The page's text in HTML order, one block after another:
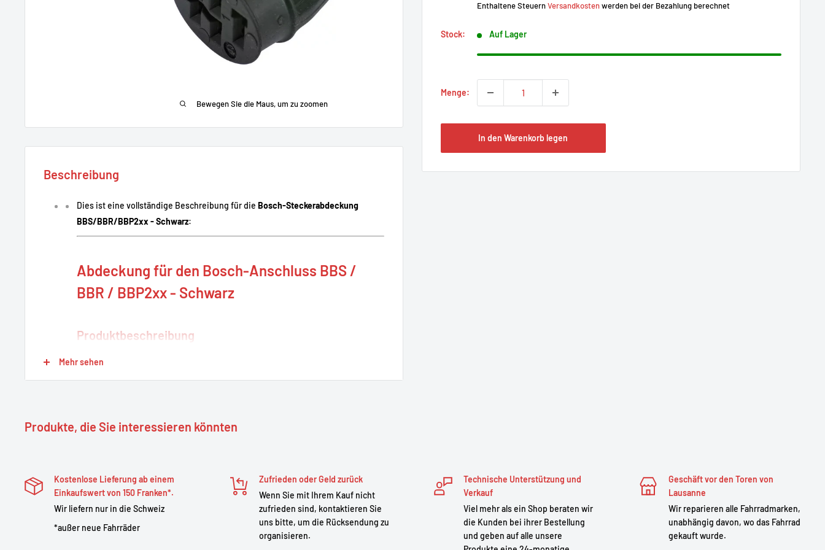
Bewegen Sie die Maus, um zu zoomen
Enthaltene SteuernVersandkostenwerden bei der Bezahlung berechnet
Stock: Auf Lager
Menge:
In den Warenkorb legen
Beschreibung
Dies ist eine vollständige Beschreibung für die Bosch-Steckerabdeckung
BBS/BBR/BBP2xx - Schwarz:
Abdeckung für den Bosch-Anschluss BBS /
BBR / BBP2xx - Schwarz
Produktbeschreibung
DieBosch-Steckerabdeckung
von Bafang- und Bosch-Batterien und -Motoren (BBS, BBR und BBP2xx)
langlebigem und flexiblem Material, bietet sie zuverlässigen Schutz und lässt
Starke Punkte
Optimaler Schutz : Schützt die Steckverbindungen vor Wasser, Staub und
Schmutz.
Mehr sehen
Produkte, die Sie interessieren könnten
Kostenlose Lieferung ab einem
Einkaufswert von 150 Franken*.
Wir liefern nur in die Schweiz
*außer neue Fahrräder
Zufrieden oder Geld zurück
Wenn Sie mit Ihrem Kauf nicht
zufrieden sind, kontaktieren Sie
uns bitte, um die Rücksendung zu
organisieren.
Technische Unterstützung und
Verkauf
Viel mehr als ein Shop beraten wir
die Kunden bei ihrer Bestellung
und geben auf alle unsere
Geschäft vor den Toren von
Lausanne
Wir reparieren alle Fahrradmarken,
unabhängig davon, wo das Fahrrad
gekauft wurde.